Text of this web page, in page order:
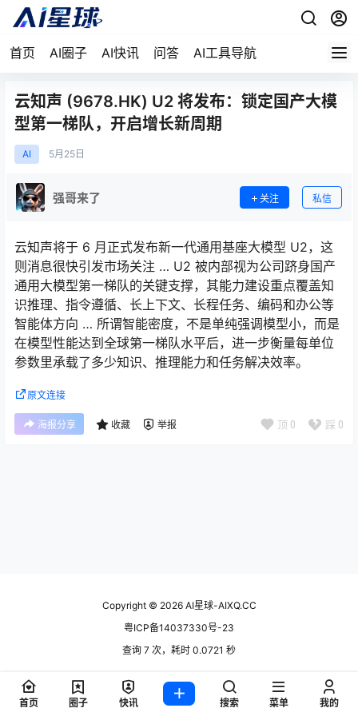
首页 AI圈子 AI快讯 问答 AI工具导航
云知声 (9678.HK) U2 将发布：锁定国产大模
型第一梯队，开启增长新周期
AI 5月 25日
强哥来了 关注 私信
云知声将于 6 月正式发布新一代通用基座大模型 U2，这
则消息很快引发市场关注 … U2 被内部视为公司跻身国产
通用大模型第一梯队的关键支撑，其能力建设重点覆盖知
识推理、指令遵循、长上下文、长程任务、编码和办公等
智能体方向 … 所谓智能密度，不是单纯强调模型小，而是
在模型性能达到全球第一梯队水平后，进一步衡量每单位
参数里承载了多少知识、推理能力和任务解决效率。
原文连接
海报分享 收藏 举报 顶 0 踩 0
Copyright © 2026AI星球-AIXQ.CC
粤ICP备14037330号-23
查询 7 次，耗时 0.0721 秒
首页 圈子 快讯 搜索 菜单 我的